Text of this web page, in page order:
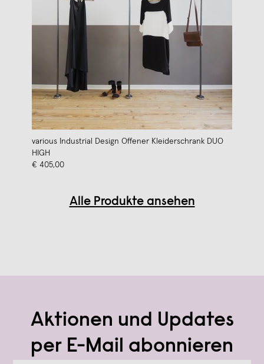
various Industrial Design Offener Kleiderschrank DUO
HIGH
€ 405,00
Alle Produkte ansehen
Aktionen und Updates
per E-Mail abonnieren